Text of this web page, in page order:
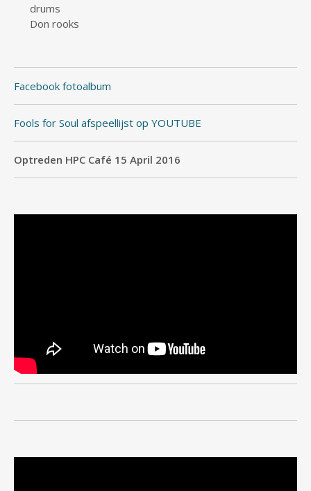
drums
Don rooks
Facebook fotoalbum
Fools for Soul afspeellijst op YOUTUBE
Optreden HPC Café 15 April 2016